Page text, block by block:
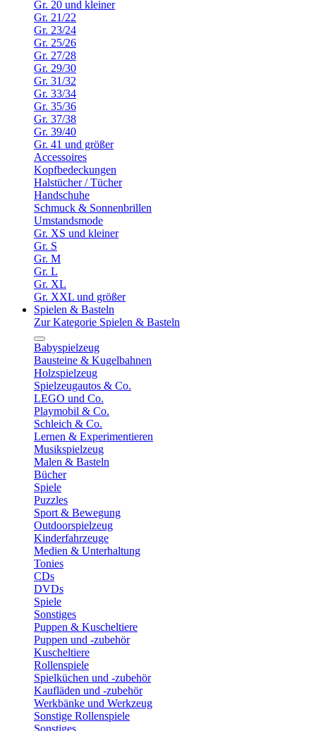
Gr. 20 und kleiner
Gr. 21/22
Gr. 23/24
Gr. 25/26
Gr. 27/28
Gr. 29/30
Gr. 31/32
Gr. 33/34
Gr. 35/36
Gr. 37/38
Gr. 39/40
Gr. 41 und größer
Accessoires
Kopfbedeckungen
Halstücher / Tücher
Handschuhe
Schmuck & Sonnenbrillen
Umstandsmode
Gr. XS und kleiner
Gr. S
Gr. M
Gr. L
Gr. XL
Gr. XXL und größer
Spielen & Basteln
Zur Kategorie Spielen & Basteln
Babyspielzeug
Bausteine & Kugelbahnen
Holzspielzeug
Spielzeugautos & Co.
LEGO und Co.
Playmobil & Co.
Schleich & Co.
Lernen & Experimentieren
Musikspielzeug
Malen & Basteln
Bücher
Spiele
Puzzles
Sport & Bewegung
Outdoorspielzeug
Kinderfahrzeuge
Medien & Unterhaltung
Tonies
CDs
DVDs
Spiele
Sonstiges
Puppen & Kuscheltiere
Puppen und -zubehör
Kuscheltiere
Rollenspiele
Spielküchen und -zubehör
Kaufläden und -zubehör
Werkbänke und Werkzeug
Sonstige Rollenspiele
Sonstiges